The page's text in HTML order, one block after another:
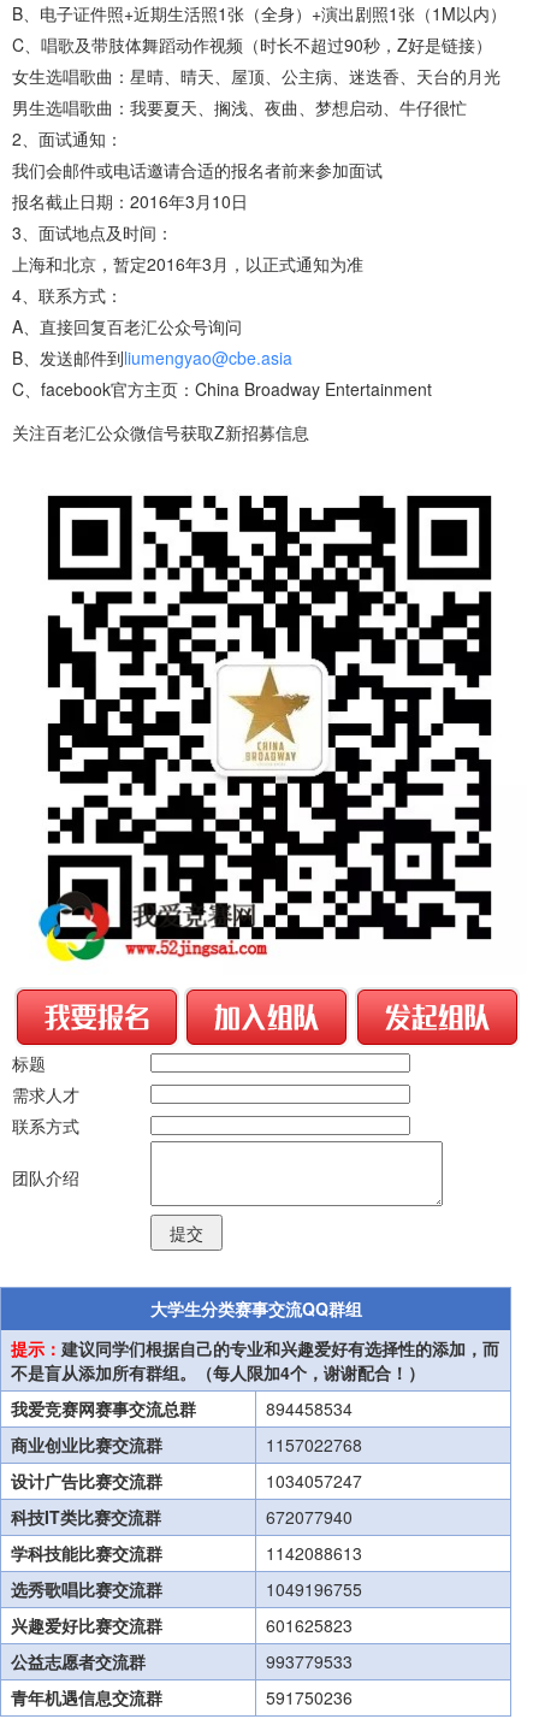
B、电子证件照+近期生活照1张（全身）+演出剧照1张（1M以内）
C、唱歌及带肢体舞蹈动作视频（时长不超过90秒，Z好是链接）
女生选唱歌曲：星晴、晴天、屋顶、公主病、迷迭香、天台的月光
男生选唱歌曲：我要夏天、搁浅、夜曲、梦想启动、牛仔很忙
2、面试通知：
我们会邮件或电话邀请合适的报名者前来参加面试
报名截止日期：2016年3月10日
3、面试地点及时间：
上海和北京，暂定2016年3月，以正式通知为准
4、联系方式：
A、直接回复百老汇公众号询问
B、发送邮件到liumengyao@cbe.asia
C、facebook官方主页：China Broadway Entertainment
关注百老汇公众微信号获取Z新招募信息
标题
需求人才
联系方式
团队介绍
大学生分类赛事交流QQ群组
提示： 建议同学们根据自己的专业和兴趣爱好有选择性的添加，而
不是盲从添加所有群组。（每人限加4个，谢谢配合！）
我爱竞赛网赛事交流总群
894458534
商业创业比赛交流群
1157022768
设计广告比赛交流群
1034057247
科技IT类比赛交流群
672077940
学科技能比赛交流群
1142088613
选秀歌唱比赛交流群
1049196755
兴趣爱好比赛交流群
601625823
公益志愿者交流群
993779533
青年机遇信息交流群
591750236